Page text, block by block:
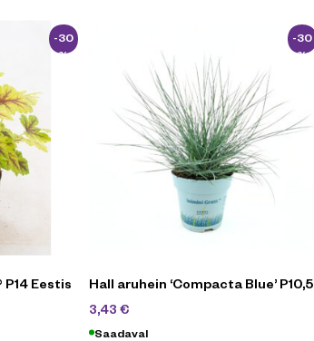
-30
%
P14 Eestis
-30
%
Hall aruhein ‘Compacta Blue’ P10,5
3,43 €
Saadaval